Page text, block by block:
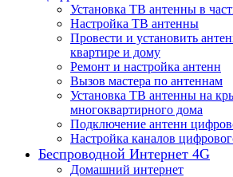
Установка ТВ антенны в
Настройка ТВ антенны
Провести и установить
квартире и дому
Ремонт и настройка антенн
Вызов мастера по антеннам
Установка ТВ антенны на
многоквартирного дома
Подключение антенн
Настройка каналов
Беспроводной Интернет 4G
Домашний интернет